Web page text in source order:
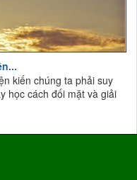
kiến chúng ta phải suy
học cách đối mặt và giải